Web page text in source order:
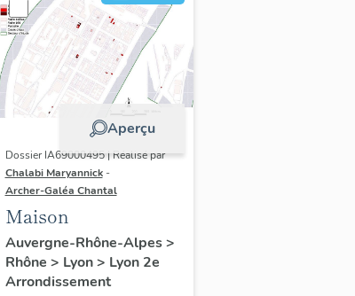
Aperçu
Dossier IA69000495 | Réalisé par
Chalabi Maryannick -
Archer-Galéa Chantal
Maison
Auvergne-Rhône-Alpes>
Rhône > Lyon> Lyon 2e
Arrondissement